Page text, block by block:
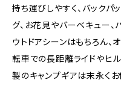
持ち運びしやすく、バックパ
グ、お花見やバーベキュー、
ウトドアシーンはもちろん、
転車での長距離ライドやヒ
製のキャンプギアは末永くお